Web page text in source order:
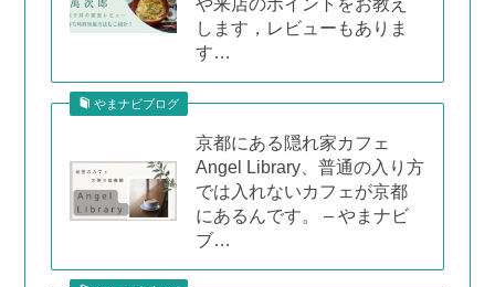
します，レビューもありま
す…
やまナビブログ
京都にある隠れ家カフェ
Angel Library、普通の入り方
では入れないカフェが京都
にあるんです。 – やまナビ
ブ…